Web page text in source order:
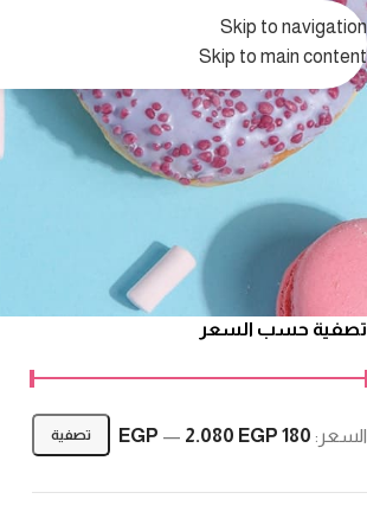
Skip to navigation
Skip to main content
تصفية حسب السعر
تصفية السعر: 180 EGP
— 2.080 EGP